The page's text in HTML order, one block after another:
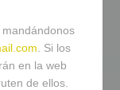
mandándonos
. Si los
en la web
de ellos.